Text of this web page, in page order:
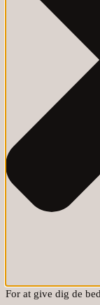
For at give dig de